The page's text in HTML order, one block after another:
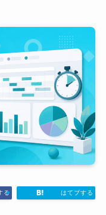
る はてブする